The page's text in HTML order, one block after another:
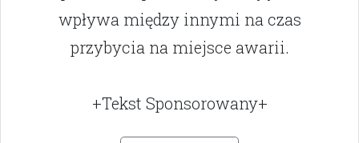
wpływa między innymi na czas
przybycia na miejsce awarii.
+Tekst Sponsorowany+